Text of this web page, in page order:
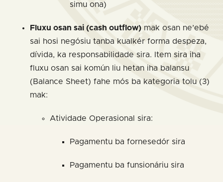
simu ona)
Fluxu osan sai (cash outflow) mak osan ne’ebé
sai hosi negósiu tanba kualkér forma despeza,
dívida, ka responsabilidade sira. Item sira iha
fluxu osan sai komún liu hetan iha balansu
(Balance Sheet) fahe mós ba kategoria tolu (3)
mak:
Atividade Operasional sira:
Pagamentu ba fornesedór sira
Pagamentu ba funsionáriu sira